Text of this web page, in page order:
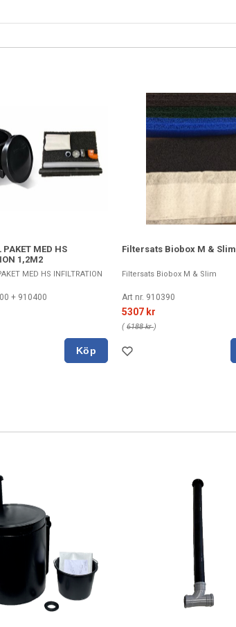
PAKET MED HS
1,2M2
MED HS INFILTRATION
+ 910400
Köp
Filtersats Biobox M & Slim
Filtersats Biobox M & Slim
Art nr. 910390
5307 kr
( 6188 kr)